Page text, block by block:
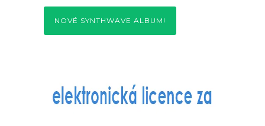
NOVÉ SYNTHWAVE ALBUM!